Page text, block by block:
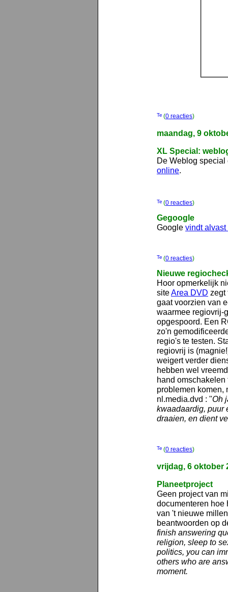
(0 reacties)
maandag, 9
XL Special:
De Weblog
online.
(0 reacties)
Gegoogle
Google vindt alvast
(0 reacties)
Nieuwe
Hoor opmerkelijk
siteArea DVD zegt
gaat voorzien van
waarmee regiovrij-
opgespoord. Een
zo'n
regio's te testen.
regiovrij is
weigert verder
hebben wel
hand
problemen komen,
nl.media.dvd : "Oh
kwaadaardig, puur
draaien, en dient
(0 reacties)
vrijdag, 6 oktober
Planeetproject
Geen project van
documenteren hoe
van 't nieuwe
beantwoorden op
finish answering
religion, sleep to
politics, you can
others who are
moment.